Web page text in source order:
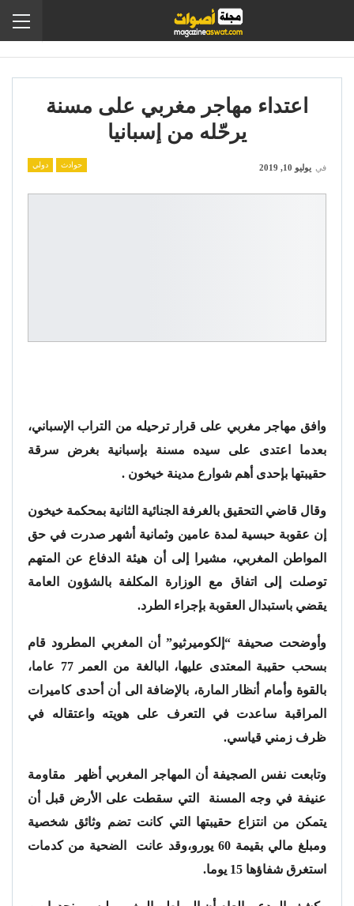
اعتداء مهاجر مغربي على مسنة
يرحّله من إسبانيا
حوادث دولي في يوليو 10, 2019
وافق مهاجر مغربي على قرار ترحيله من التراب الإسباني،
بعدما اعتدى على سيده مسنة بإسبانية بغرض سرقة
حقيبتها بإحدى أهم شوارع مدينة خيخون .
وقال قاضي التحقيق بالغرفة الجنائية الثانية بمحكمة خيخون
إن عقوبة حبسية لمدة عامين وثمانية أشهر صدرت في حق
المواطن المغربي، مشيرا إلى أن هيئة الدفاع عن المتهم
توصلت إلى اتفاق مع الوزارة المكلفة بالشؤون العامة
يقضي باستبدال العقوبة بإجراء الطرد.
وأوضحت صحيفة “إلكوميرثيو” أن المغربي المطرود قام
بسحب حقيبة المعتدى عليها، البالغة من العمر 77 عاما،
بالقوة وأمام أنظار المارة، بالإضافة الى أن أحدى كاميرات
المراقبة ساعدت في التعرف على هويته واعتقاله في
ظرف زمني قياسي.
وتابعت نفس الصجيفة أن المهاجر المغربي أظهر مقاومة
عنيفة في وجه المسنة التي سقطت على الأرض قبل أن
يتمكن من انتزاع حقيبتها التي كانت تضم وثائق شخصية
ومبلغ مالي بقيمة 60 يورو،وقد عانت الضحية من كدمات
استغرق شفاؤها 15 يوما.